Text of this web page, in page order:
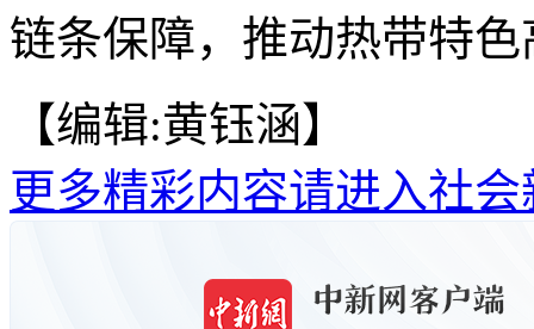
链条保障，推动热带特
【编辑:黄钰涵】
更多精彩内容请进入社会